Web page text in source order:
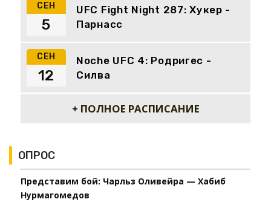
СЕН
UFC Fight Night 287: Хукер -
Парнасс
5
СЕН
Noche UFC 4: Родригес -
Силва
12
+ ПОЛНОЕ РАСПИСАНИЕ
ОПРОС
Представим бой: Чарльз Оливейра — Хабиб
Нурмагомедов